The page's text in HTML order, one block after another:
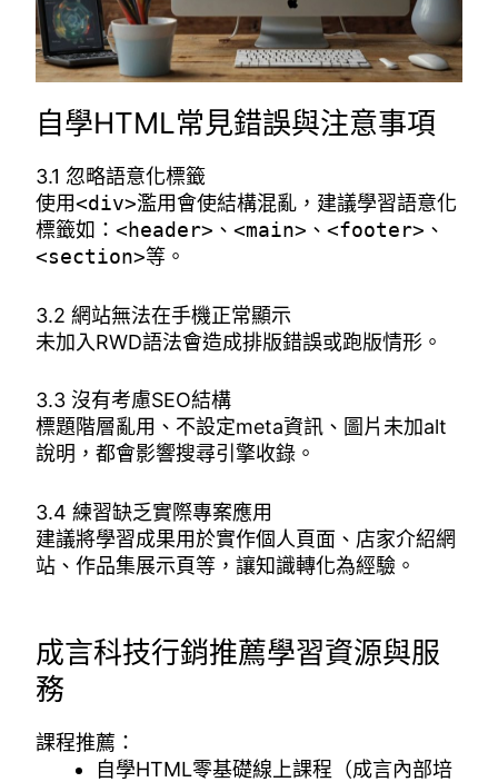
自學HTML常見錯誤與注意事項
3.1 忽略語意化標籤
使用<div>濫用會使結構混亂，建議學習語意化
標籤如：<header> 、<main> 、<footer> 、
<section>等。
3.2 網站無法在手機正常顯示
未加入RWD語法會造成排版錯誤或跑版情形。
3.3 沒有考慮SEO結構
標題階層亂用、不設定meta資訊、圖片未加alt
說明，都會影響搜尋引擎收錄。
3.4 練習缺乏實際專案應用
建議將學習成果用於實作個人頁面、店家介紹網
站、作品集展示頁等，讓知識轉化為經驗。
成言科技行銷推薦學習資源與服
務
課程推薦：
自學HTML零基礎線上課程（成言內部培